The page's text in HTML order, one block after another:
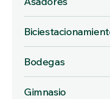
Bodegas
Gimnasio